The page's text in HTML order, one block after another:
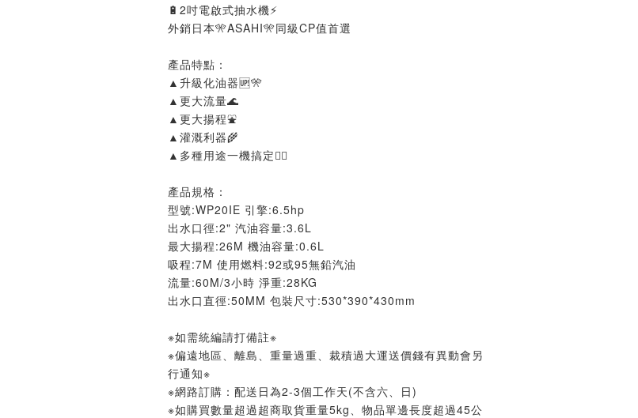
🔋2吋電啟式抽水機⚡
外銷日本🎌ASAHI🎌同級CP值首選
產品特點：
▲升級化油器🆙🎌
▲更大流量🌊
▲更大揚程⛲
▲灌溉利器🌾
▲多種用途一機搞定👍🏻
產品規格：
型號:WP20IE 引擎:6.5hp
出水口徑:2" 汽油容量:3.6L
最大揚程:26M 機油容量:0.6L
吸程:7M 使用燃料:92或95無鉛汽油
流量:60M/3小時 淨重:28KG
出水口直徑:50MM 包裝尺寸:530*390*430mm
※如需統編請打備註※
※偏遠地區、離島、重量過重、裁積過大運送價錢有異動會另
行通知※
※網路訂購：配送日為2-3個工作天(不含六、日)
※如購買數量超過超商取貨重量5kg、物品單邊長度超過45公